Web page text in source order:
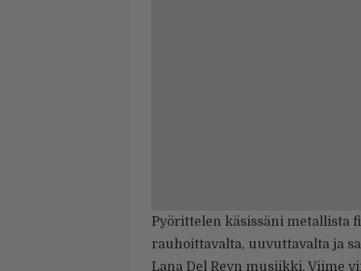
Pyörittelen käsissäni metallista
rauhoittavalta, uuvuttavalta ja
Lana Del Reyn musiikki. Viime